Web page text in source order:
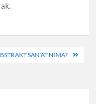
SAN’AT NIMA?